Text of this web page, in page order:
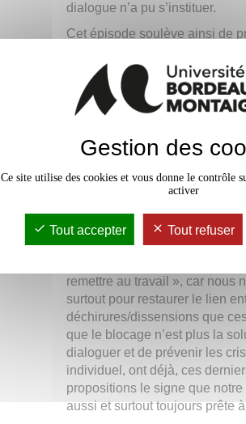
dialogue n’a pu s’instituer.
Cet épisode soulève ainsi de
universitaire. Le blocage était
capacité à rallier tenaient à
social et ne rallie plus les
représentative, il instaure un
droit de cité ; mené au nom
série de droits fondamentaux.
occupation illégale des
Solliciter la police est, à
prédécesseurs n’a engagé le
prise au regard des dangers
en terme moral, surtout.
C’est pourquoi nous devons
remettre au travail », car nous
surtout pour restaurer le lien
déchirures/dissensions que
que le blocage n’est plus la
dialoguer et de prévenir les
individuel, ont déjà, ces
propositions le signe que
aussi et surtout toujours prête
Gestion des
Ce site utilise des cookies et vous donne le contrôle
activer
Tout accepter Tout refuser